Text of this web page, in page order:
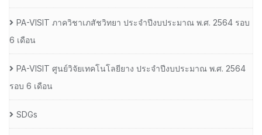
PA-VISIT ภาควิชาเภสัชวิทยา ประจำปีงบประมาณ พ.ศ. 2564 รอบ
6 เดือน
PA-VISIT ศูนย์วิจัยเทคโนโลยียาง ประจำปีงบประมาณ พ.ศ. 2564
รอบ 6 เดือน
SDGs